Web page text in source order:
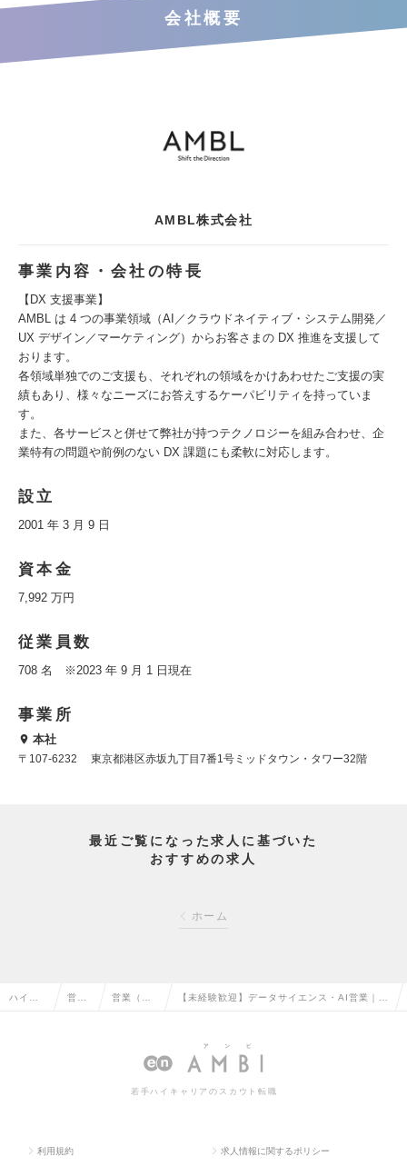
会社概要
AMBL株式会社
事業内容・会社の特長
【DX 支援事業】
AMBL は 4 つの事業領域（AI／クラウドネイティブ・システム開発／
UX デザイン／マーケティング）からお客さまの DX 推進を支援して
おります。
各領域単独でのご支援も、それぞれの領域をかけあわせたご支援の実
績もあり、様々なニーズにお答えするケーパビリティを持っていま
す。
また、各サービスと併せて弊社が持つテクノロジーを組み合わせ、企
業特有の問題や前例のない DX 課題にも柔軟に対応します。
設立
2001 年 3 月 9 日
資本金
7,992 万円
従業員数
708 名 ※2023 年 9 月 1 日現在
事業所
本社
〒107-6232 東京都港区赤坂九丁目7番1号ミッドタウン・タワー32階
最近ご覧になった求人に基づいた
おすすめの求人
ホーム
ハイク 営業 営業（法 【未経験歓迎】データサイエンス・AI営業｜リ
んか？の求人情報
若手ハイキャリアのスカウト転職
利用規約 求人情報に関するポリシー